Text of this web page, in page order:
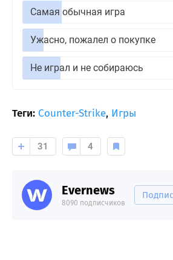
Самая обычная игра
Ужасно, пожалел о покупке
Не играл и не собираюсь
Теги: Counter-Strike, Игры
31 4
Evernews
8090 подписчиков